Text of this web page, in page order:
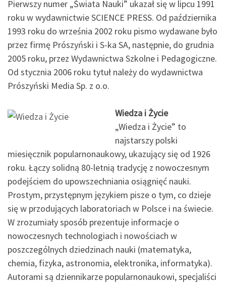
Pierwszy numer „Świata Nauki” ukazał się w lipcu 1991
roku w wydawnictwie SCIENCE PRESS. Od października
1993 roku do września 2002 roku pismo wydawane było
przez firmę Prószyński i S-ka SA, następnie, do grudnia
2005 roku, przez Wydawnictwa Szkolne i Pedagogiczne.
Od stycznia 2006 roku tytuł należy do wydawnictwa
Prószyński Media Sp. z o.o.
Wiedza i Życie
„Wiedza i Życie” to
najstarszy polski
miesięcznik popularnonaukowy, ukazujący się od 1926
roku. Łączy solidną 80-letnią tradycję z nowoczesnym
podejściem do upowszechniania osiągnięć nauki.
Prostym, przystępnym językiem pisze o tym, co dzieje
się w przodujących laboratoriach w Polsce i na świecie.
W zrozumiały sposób prezentuje informacje o
nowoczesnych technologiach i nowościach w
poszczególnych dziedzinach nauki (matematyka,
chemia, fizyka, astronomia, elektronika, informatyka).
Autorami są dziennikarze popularnonaukowi, specjaliści